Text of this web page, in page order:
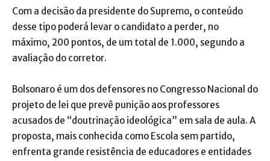
Com a decisão da presidente do Supremo, o conteúdo
desse tipo poderá levar o candidato a perder, no
máximo, 200 pontos, de um total de 1.000, segundo a
avaliação do corretor.
Bolsonaro é um dos defensores no Congresso Nacional do
projeto de lei que prevê punição aos professores
acusados de “doutrinação ideológica” em sala de aula. A
proposta, mais conhecida como Escola sem partido,
enfrenta grande resistência de educadores e entidades